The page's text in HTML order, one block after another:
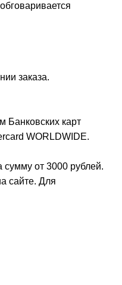
заказа.
карт
WORLDWIDE.
сумму от 3000 рублей.
сайте. Для